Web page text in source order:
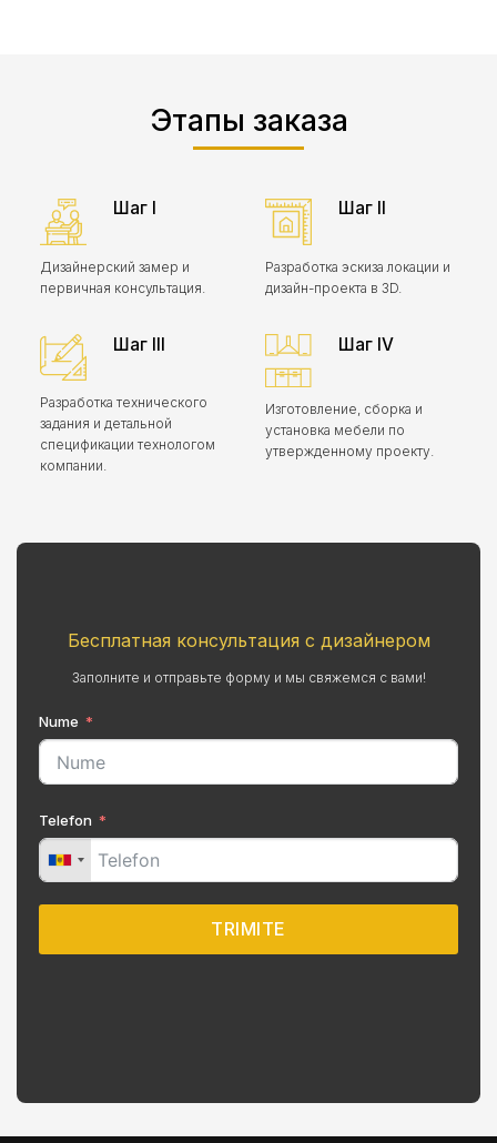
Этапы заказа
Шаг I
Дизайнерский замер и
первичная консультация.
Шаг II
Разработка эскиза локации и
дизайн-проекта в 3D.
Шаг III
Разработка технического
задания и детальной
спецификации технологом
компании.
Шаг IV
Изготовление, сборка и
установка мебели по
утвержденному проекту.
Бесплатная консультация с дизайнером
Заполните и отправьте форму и мы свяжемся с вами!
Nume
Telefon
TRIMITE